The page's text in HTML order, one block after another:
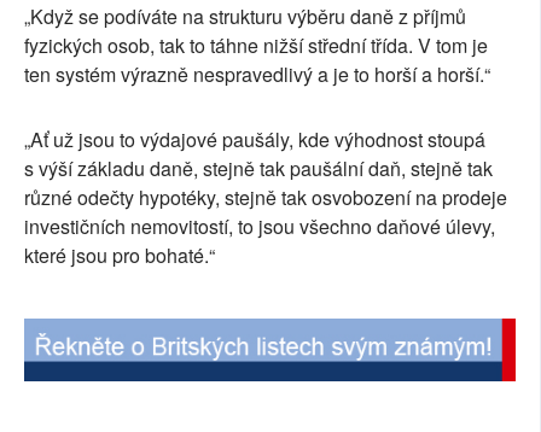
„Když se podíváte na strukturu výběru daně z příjmů
fyzických osob, tak to táhne nižší střední třída. V tom je
ten systém výrazně nespravedlivý a je to horší a horší.“
„Ať už jsou to výdajové paušály, kde výhodnost stoupá
s výší základu daně, stejně tak paušální daň, stejně tak
různé odečty hypotéky, stejně tak osvobození na prodeje
investičních nemovitostí, to jsou všechno daňové úlevy,
které jsou pro bohaté.“